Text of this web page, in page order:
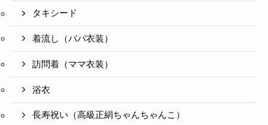
タキシード
着流し（パパ衣装）
訪問着（ママ衣装）
浴衣
長寿祝い（高級正絹ちゃんちゃんこ）